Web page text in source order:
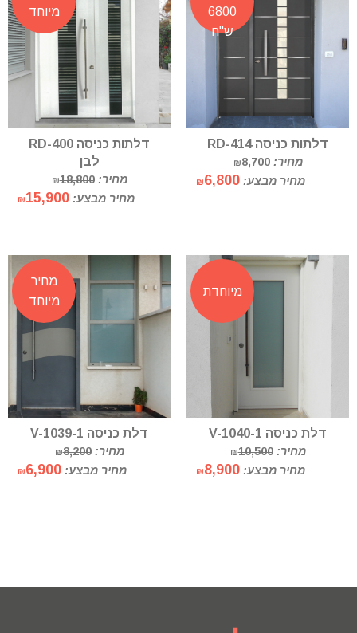
6800
ש"ח
דלתות כניסה RD-414
מחיר:8,700
₪
מחיר מבצע: 6,800
₪
מיוחד
דלתות כניסה RD-400
לבן
מחיר:18,800
₪
מחיר מבצע: 15,900
₪
מיוחדת
דלת כניסה V-1040-1
מחיר:10,500
₪
מחיר מבצע: 8,900
₪
מחיר
מיוחד
דלת כניסה V-1039-1
מחיר:8,200
₪
מחיר מבצע: 6,900
₪